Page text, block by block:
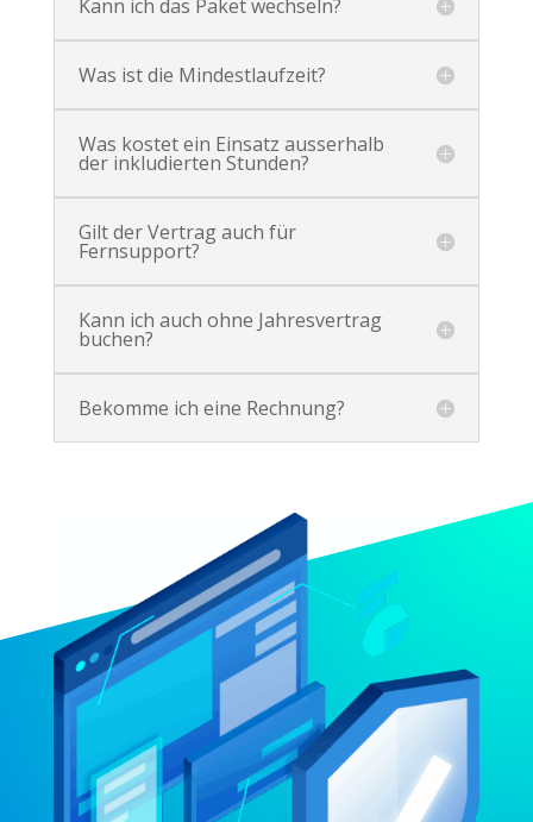
Kann ich das Paket wechseln?
Was ist die Mindestlaufzeit?
Was kostet ein Einsatz ausserhalb
der inkludierten Stunden?
Gilt der Vertrag auch für
Fernsupport?
Kann ich auch ohne Jahresvertrag
buchen?
Bekomme ich eine Rechnung?